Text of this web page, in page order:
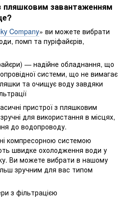
пляшковим завантаженням
Company» ви можете вибрати
помп та пуріфайєрів,
— надійне обладнання, що
системи, що не вимагає
та очищує воду завдяки
пристрої з пляшковим
для використання в місцях,
до водопроводу.
компресорною системою
швидке охолодження води у
Ви можете вибрати в нашому
зручним для вас типом